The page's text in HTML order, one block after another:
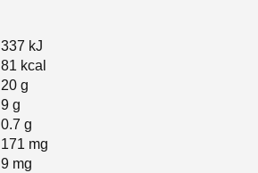
337 kJ
81 kcal
20 g
9 g
0.7 g
171 mg
9 mg